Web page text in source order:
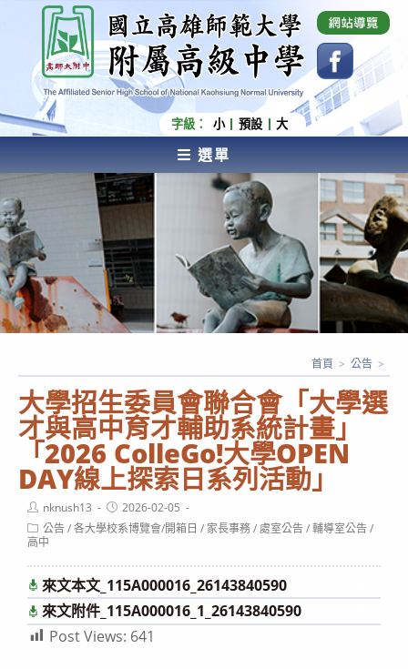
內
容
國立高雄師範大學附屬高級中學 Affiliated Senior
High School of National Kaohsiung Normal
University
字級： 小 預設 大
選單
AFFILIATED SENIOR HIGH SCHOOL OF NATIONAL
KAOHSIUNG NORMAL UNIVERSITY
大學招生委員會聯合會「大學選
才與高中育才輔助系統計畫」
「2026 ColleGo!大學OPEN
DAY線上探索日系列活動」
首頁 > 公告 >
Post
author:
nknush13
Post
published:
2026-02-05
Post
category:
公告/各大學校系博覽會/開箱日 / 家長事務/處室公告/輔導室公告/
高中
來文本文_115A000016_26143840590
來文附件_115A000016_1_26143840590
Post Views: 641